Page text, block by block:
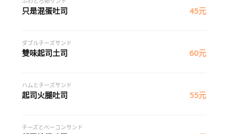
只是混蛋吐司 45元
ダブルチーズサンド
雙味起司土司 60元
ハムとチーズサンド
起司火腿吐司 55元
チーズとベーコンサンド